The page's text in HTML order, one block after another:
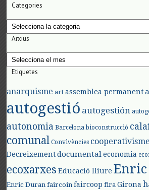
Categories
Categories
Arxius
Arxius
Etiquetes
anarquisme art assemblea permanent
autogestió autogestión
autonomia Barcelona bioconstrucció
comunal Convivències cooperativisme
Decreixement documental economia
ecoxarxes Educació lliure
Enric Duran faircoin faircoop fira Girona